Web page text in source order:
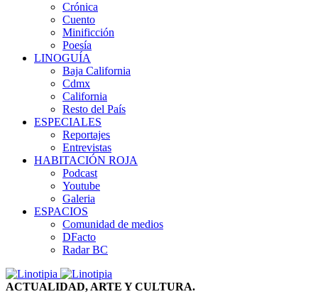
Crónica
Cuento
Minificción
Poesía
LINOGUÍA
Baja California
Cdmx
California
Resto del País
ESPECIALES
Reportajes
Entrevistas
HABITACIÓN ROJA
Podcast
Youtube
Galeria
ESPACIOS
Comunidad de medios
DFacto
Radar BC
ACTUALIDAD, ARTE Y CULTURA.